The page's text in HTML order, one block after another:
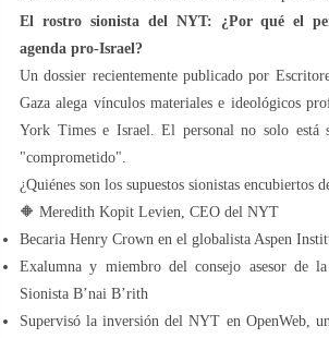
El rostro sionista del NYT: ¿Por qué el
agenda pro-Israel?
Un dossier recientemente publicado por
Gaza alega vínculos materiales e ideológicos
York Times e Israel. El personal no solo está
"comprometido".
¿Quiénes son los supuestos sionistas encubiertos
🔶 Meredith Kopit Levien, CEO del NYT
Becaria Henry Crown en el globalista Aspen
Exalumna y miembro del consejo asesor de
Sionista B’nai B’rith
Supervisó la inversión del NYT en OpenWeb,